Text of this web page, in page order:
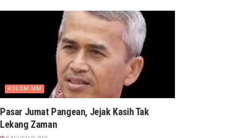
KOLOM MM
Pasar Jumat Pangean, Jejak Kasih Tak
Lekang Zaman